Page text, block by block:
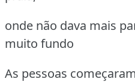
onde não dava mais
muito fundo
As pessoas